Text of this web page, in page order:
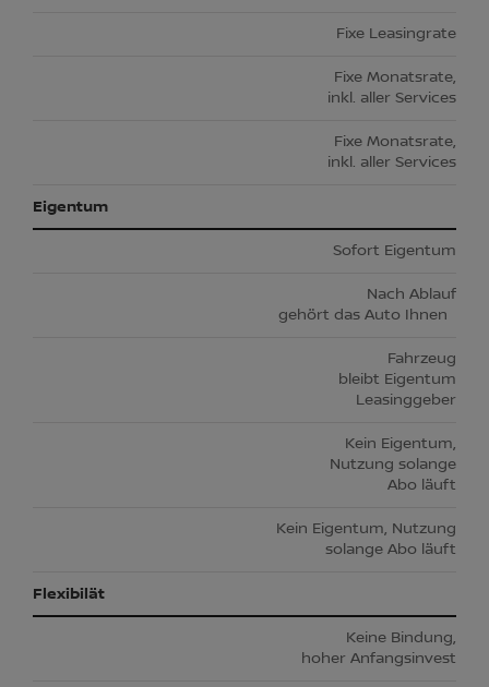
Fixe Leasingrate
Fixe Monatsrate,
inkl. aller Services
Fixe Monatsrate,
inkl. aller Services
Eigentum
Sofort Eigentum
Nach Ablauf
gehört das Auto Ihnen
Fahrzeug
bleibt Eigentum
Leasinggeber
Kein Eigentum,
Nutzung solange
Abo läuft
Kein Eigentum, Nutzung
solange Abo läuft
Flexibilät
Keine Bindung,
hoher Anfangsinvest